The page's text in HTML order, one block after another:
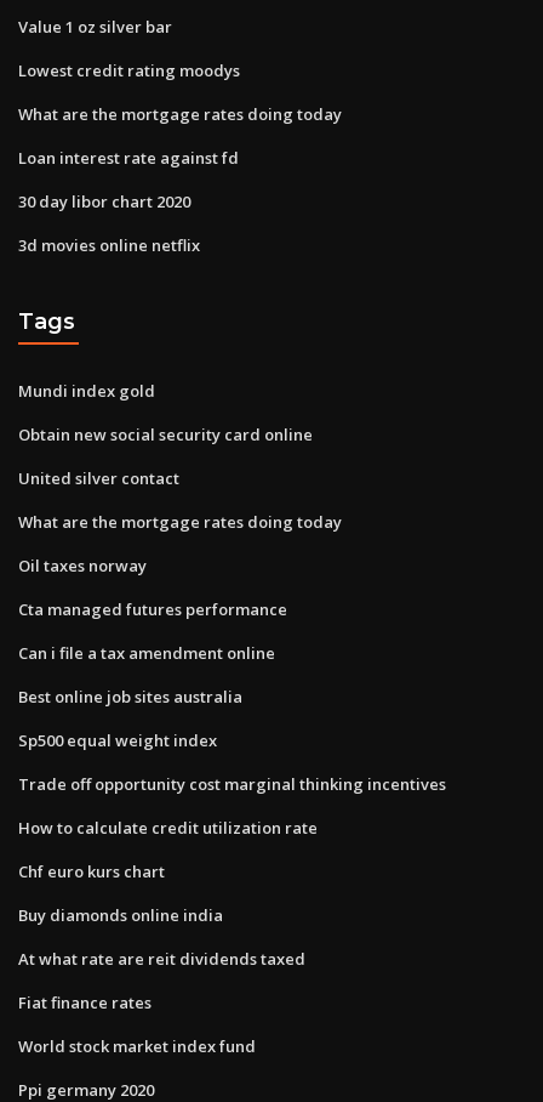
Value 1 oz silver bar
Lowest credit rating moodys
What are the mortgage rates doing today
Loan interest rate against fd
30 day libor chart 2020
3d movies online netflix
Tags
Mundi index gold
Obtain new social security card online
United silver contact
What are the mortgage rates doing today
Oil taxes norway
Cta managed futures performance
Can i file a tax amendment online
Best online job sites australia
Sp500 equal weight index
Trade off opportunity cost marginal thinking incentives
How to calculate credit utilization rate
Chf euro kurs chart
Buy diamonds online india
At what rate are reit dividends taxed
Fiat finance rates
World stock market index fund
Ppi germany 2020